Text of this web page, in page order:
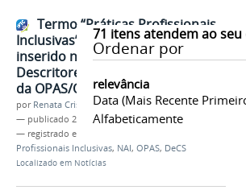
71 itens atendem ao
Ordenar por
relevância
Data (mais Recente
Alfabeticamente
Termo “Práticas Profissionais
Inclusivas” criado pela Univasf é
inserido no vocabulário dos
Descritores em Ciências da Saúde
da OPAS/OMS
por Renata Cristina de Sá Barreto Freitas
— publicado 20/10/2025
— registrado em:
Profissionais Inclusivas, NAI, OPAS, DeCS
Localizado em Notícias